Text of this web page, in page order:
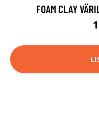
FOAM CLAY